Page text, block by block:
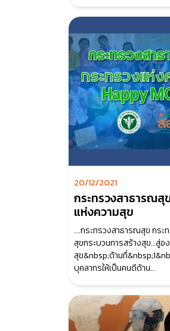
20/12/2021
กระทรวงสาธารณสุ
แห่งความสุข
….กระทรวงสาธารณสุข กระ
สุขกระบวนการสร้างสุข…สู่อ
สุข&nbsp;ด้านที่
บุคลากรให้เป็นคนดีด้าน